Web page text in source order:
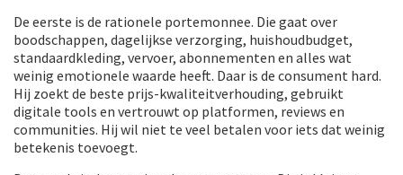
De eerste is de rationele portemonnee. Die gaat over
boodschappen, dagelijkse verzorging, huishoudbudget,
standaardkleding, vervoer, abonnementen en alles wat
weinig emotionele waarde heeft. Daar is de consument hard.
Hij zoekt de beste prijs-kwaliteitverhouding, gebruikt
digitale tools en vertrouwt op platformen, reviews en
communities. Hij wil niet te veel betalen voor iets dat weinig
betekenis toevoegt.